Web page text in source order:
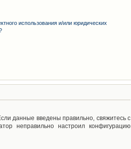
использования и/или юридических
данные введены правильно, свяжитесь с
неправильно настроил конфигурацию